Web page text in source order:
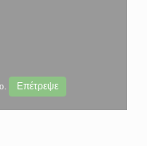
Επέτρεψε